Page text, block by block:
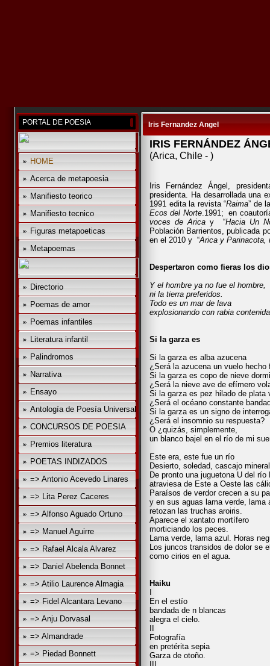
PORTAL DE POESIA
HOME
Acerca de metapoesia
Manifiesto teorico
Manifiesto tecnico
Figuras metapoeticas
Metapoemas
Directorio
Poemas de amor
Poemas infantiles
Literatura infantil
Palindromos
Narrativa
Ensayo
Antología de Poesía Universal
CONCURSOS DE POESIA
Premios literatura
POETAS INDIZADOS
=> Antonio Acevedo Linares
=> Lita Perez Caceres
=> Alfonso Aguado Ortuno
=> Manuel Aguirre
=> Rafael Alcala Alvarez
=> Daniel Abelenda Bonnet
=> Atilio Laurence Almagia
=> Fidel Alcantara Levano
=> Anju Dorvasal
=> Almandrade
=> Piedad Bonnett
Iris Fernandez Angel
IRIS FERNÁNDEZ
(Arica, Chile - )
Iris Fernández Ángel,
presidenta. Ha desarrollada una
1991 edita la revista “Raima” de
Ecos del Norte.1991; en
voces de Arica y “Hacia Un
Población Barrientos, publicada
en el 2010 y “Arica y Parinacota,
Despertaron como fieras los
Y el hombre ya no fue el hombre,
ni la tierra preferidos.
Todo es un mar de lava
explosionando con rabia
Si la garza es
Si la garza es alba azucena
¿Será la azucena un vuelo hecho
Si la garza es copo de nieve
¿Será la nieve ave de efímero
Si la garza es pez hilado de plata
¿Será el océano constante
Si la garza es un signo de
¿Será el insomnio su respuesta?
O ¿quizás, simplemente,
un blanco bajel en el río de mi
Este era, este fue un río
Desierto, soledad, cascajo
De pronto una juguetona U del río
atraviesa de Este a Oeste las
Paraísos de verdor crecen a su
y en sus aguas lama verde, lama
retozan las truchas aroiris.
Aparece el xantato mortífero
morticiando los peces.
Lama verde, lama azul. Horas
Los juncos transidos de dolor se
como cirios en el agua.
Haiku
En el estío
bandada de n blancas
alegra el cielo.
Fotografía
en pretérita sepia
Garza de otoño.